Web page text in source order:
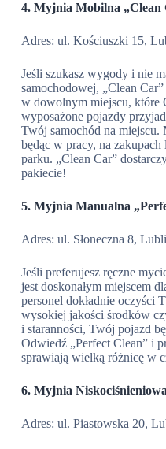
4. Myjnia Mobilna „Clean
Adres: ul. Kościuszki 15,
Jeśli szukasz wygody i nie
samochodowej, „Clean
w dowolnym miejscu, które
wyposażone pojazdy
Twój samochód na miejscu.
będąc w pracy, na
parku. „Clean Car”
pakiecie!
5. Myjnia Manualna
Adres: ul. Słoneczna 8,
Jeśli preferujesz ręczne
jest doskonałym miejscem
personel dokładnie oczyści
wysokiej jakości środków
i staranności, Twój pojazd
Odwiedź „Perfect Clean” i
sprawiają wielką różnicę w
6. Myjnia
Adres: ul. Piastowska 20,